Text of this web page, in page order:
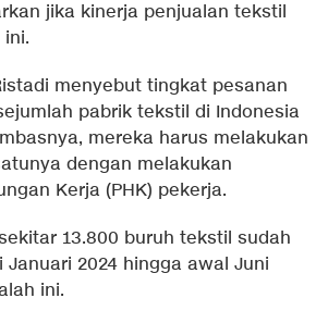
jika kinerja penjualan tekstil
menyebut tingkat pesanan
pabrik tekstil di Indonesia
mereka harus melakukan
dengan melakukan
Kerja (PHK) pekerja.
13.800 buruh tekstil sudah
Januari 2024 hingga awal Juni
ini.